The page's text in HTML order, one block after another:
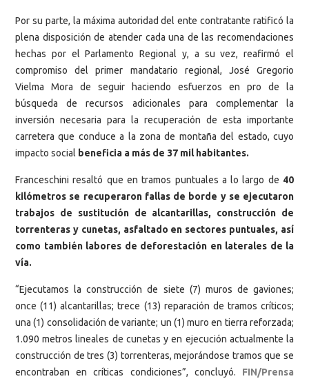
Por su parte, la máxima autoridad del ente contratante ratificó la
plena disposición de atender cada una de las recomendaciones
hechas por el Parlamento Regional y, a su vez, reafirmó el
compromiso del primer mandatario regional, José Gregorio
Vielma Mora de seguir haciendo esfuerzos en pro de la
búsqueda de recursos adicionales para complementar la
inversión necesaria para la recuperación de esta importante
carretera que conduce a la zona de montaña del estado, cuyo
impacto social beneficia a más de 37 mil habitantes.
Franceschini resaltó que en tramos puntuales a lo largo de 40
kilómetros se recuperaron fallas de borde y se ejecutaron
trabajos de sustitución de alcantarillas, construcción de
torrenteras y cunetas, asfaltado en sectores puntuales, así
como también labores de deforestación en laterales de la
vía.
“Ejecutamos la construcción de siete (7) muros de gaviones;
once (11) alcantarillas; trece (13) reparación de tramos críticos;
una (1) consolidación de variante; un (1) muro en tierra reforzada;
1.090 metros lineales de cunetas y en ejecución actualmente la
construcción de tres (3) torrenteras, mejorándose tramos que se
encontraban en críticas condiciones”, concluyó. FIN/Prensa